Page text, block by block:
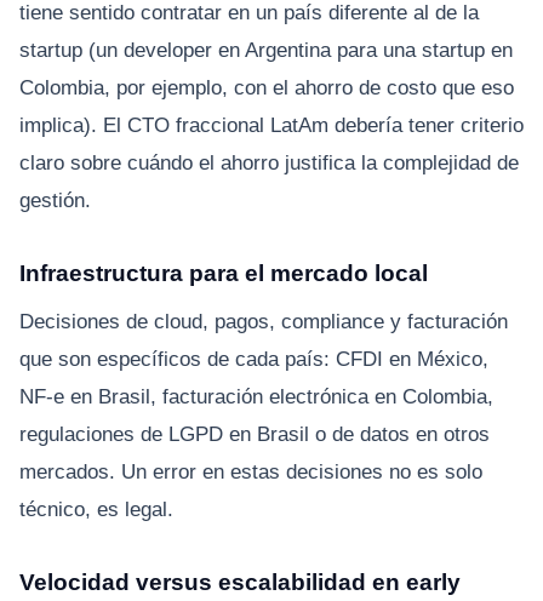
tiene sentido contratar en un país diferente al de la
startup (un developer en Argentina para una startup en
Colombia, por ejemplo, con el ahorro de costo que eso
implica). El CTO fraccional LatAm debería tener criterio
claro sobre cuándo el ahorro justifica la complejidad de
gestión.
Infraestructura para el mercado local
Decisiones de cloud, pagos, compliance y facturación
que son específicos de cada país: CFDI en México,
NF-e en Brasil, facturación electrónica en Colombia,
regulaciones de LGPD en Brasil o de datos en otros
mercados. Un error en estas decisiones no es solo
técnico, es legal.
Velocidad versus escalabilidad en early